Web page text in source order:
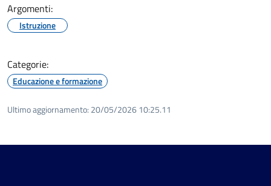
Argomenti:
Istruzione
Categorie:
Educazione e formazione
Ultimo aggiornamento: 20/05/2026 10:25.11